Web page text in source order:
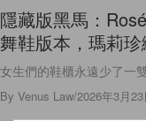
隱藏版黑馬：
舞鞋版本，瑪莉珍
女生們的鞋櫃永遠少了一
By Venus Law/2026年3月23